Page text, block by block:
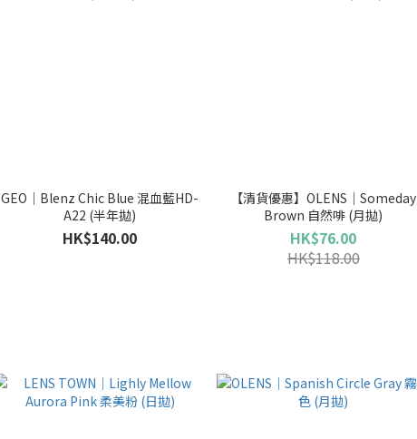
GEO｜Blenz Chic Blue 混血藍HD-
A22 (半年拋)
HK$140.00
【清貨優惠】OLENS｜Someday
Brown 自然啡 (月拋)
HK$76.00
HK$118.00